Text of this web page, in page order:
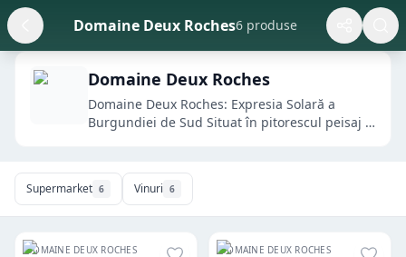
Domaine Deux Roches6 produse
Domaine Deux Roches
Domaine Deux Roches: Expresia Solară a
Burgundiei de Sud Situat în pitorescul peisaj al
Supermarket 6 Vinuri 6
DOMAINE DEUX ROCHES DOMAINE DEUX ROCHES